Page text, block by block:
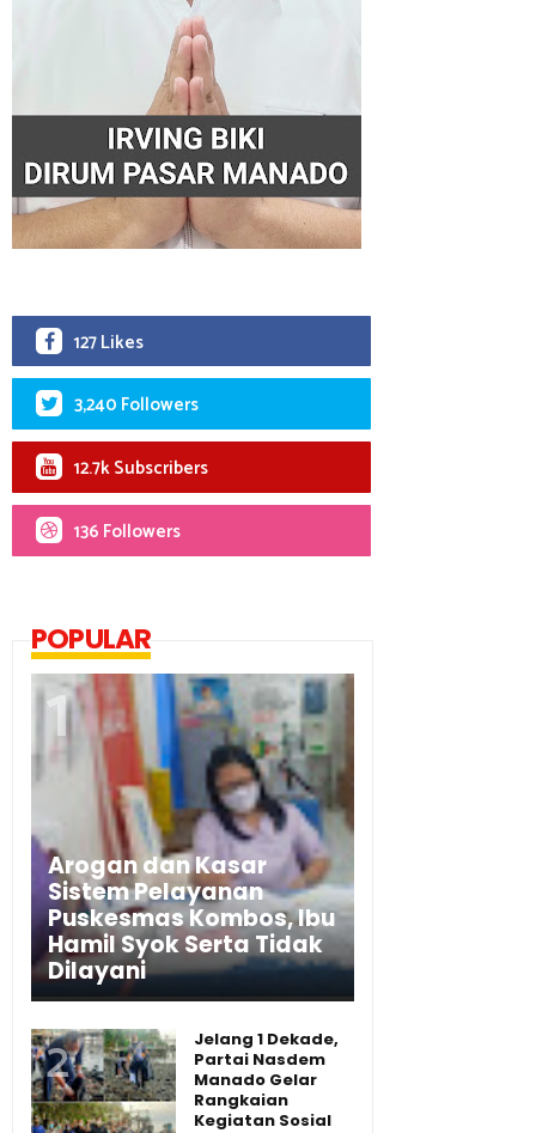
127 Likes
3,240 Followers
12.7k Subscribers
136 Followers
POPULAR
Arogan dan Kasar
Sistem Pelayanan
Puskesmas Kombos, Ibu
Hamil Syok Serta Tidak
Dilayani
Jelang 1 Dekade,
Partai Nasdem
Manado Gelar
Rangkaian
Kegiatan Sosial